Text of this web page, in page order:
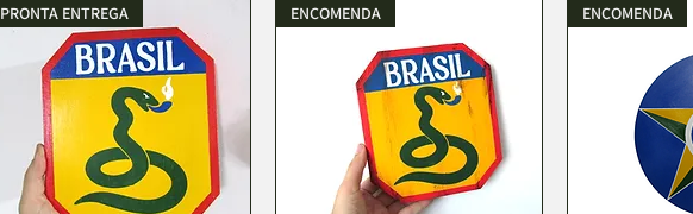
PRONTA ENTREGA ENCOMENDA ENCOMENDA